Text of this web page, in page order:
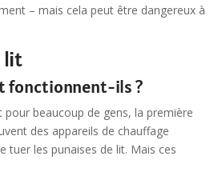
– mais cela peut être dangereux à
lit
fonctionnent-ils ?
beaucoup de gens, la première
des appareils de chauffage
tuer les punaises de lit. Mais ces